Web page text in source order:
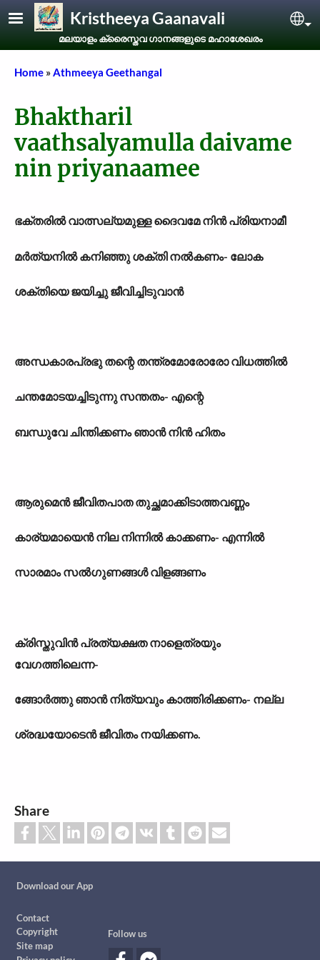
Skip to main contentKristheeya Gaanavali
മലയാളം ക്രൈസ്തവ ഗാനങ്ങളുടെ മഹാശേഖരം
Breadcrumb
Home Athmeeya Geethangal
Bhaktharil
vaathsalyamulla daivame
nin priyanaamee
ഭക്തരിൽ വാത്സല്യമുള്ള ദൈവമേ നിൻ പ്രിയനാമീ
മർത്യനിൽ കനിഞ്ഞു ശക്തി നൽകണം- ലോക
ശക്തിയെ ജയിച്ചു ജീവിച്ചിടുവാൻ
അന്ധകാരപ്രഭു തന്റെ തന്ത്രമോരോരോ വിധത്തിൽ
ചന്തമോടയച്ചിടുന്നു സന്തതം- എന്റെ
ബന്ധുവേ ചിന്തിക്കണം ഞാൻ നിൻ ഹിതം
ആരുമെൻ ജീവിതപാത തുച്ഛമാക്കിടാത്തവണ്ണം
കാര്യമായെൻ നില നിന്നിൽ കാക്കണം- എന്നിൽ
സാരമാം സൽഗുണങ്ങൾ വിളങ്ങണം
ക്രിസ്തുവിൻ പ്രത്യക്ഷത നാളെത്രയും
വേഗത്തിലെന്ന-
ങ്ങോർത്തു ഞാൻ നിത്യവും കാത്തിരിക്കണം- നല്ല
ശ്രദ്ധയോടെൻ ജീവിതം നയിക്കണം.
Share
Download our App
Contact
Copyright
Site map
Follow us